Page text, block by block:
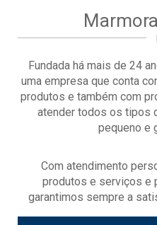
Informativo
Blog
Atendimento
Fundada há mais de 24
uma empresa que conta
produtos e também com
atender todos os tipos
pequeno e
Com atendimento
produtos e serviços e
garantimos sempre a